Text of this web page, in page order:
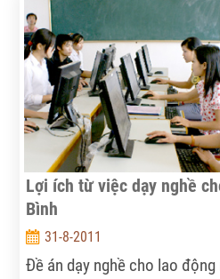
trình thay đổi nhận thức của
để dành “có phong trào” đến
cóp…
Lợi ích từ việc dạy nghề
Bình
31-8-2011
Đề án dạy nghề cho lao